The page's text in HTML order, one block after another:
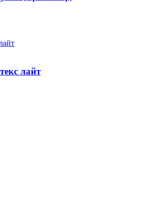
лайт